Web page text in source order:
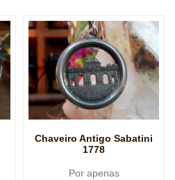
Chaveiro Antigo Sabatini
1778
Por apenas